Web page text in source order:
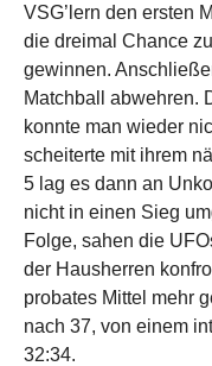
VSG’lern den ersten
die dreimal Chance
gewinnen.
Matchball abwehren.
konnte man wieder
scheiterte mit ihrem
5 lag es dann an
nicht in einen Sieg
Folge, sahen die
der Hausherren
probates Mittel mehr
nach 37, von einem
32:34.